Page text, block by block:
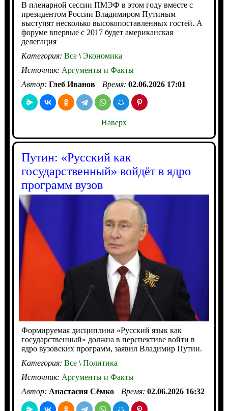
В пленарной сессии ПМЭФ в этом году вместе с
президентом России Владимиром Путиным
выступят несколько высокопоставленных гостей. А
форуме впервые с 2017 будет американская
делегация
Категория: Все\Экономика
Источник: Аргументы и Факты
Автор: Глеб Иванов Время: 02.06.2026 17:01
Наверх
Путин: «Русский как
государственный» войдёт в ядро
программ вузов
Формируемая дисциплина «Русский язык как
государственный» должна в перспективе войти в
ядро вузовских программ, заявил Владимир Путин.
Категория: Все\Политика
Источник: Аргументы и Факты
Автор: Анастасия Сёмко Время: 02.06.2026 16:32